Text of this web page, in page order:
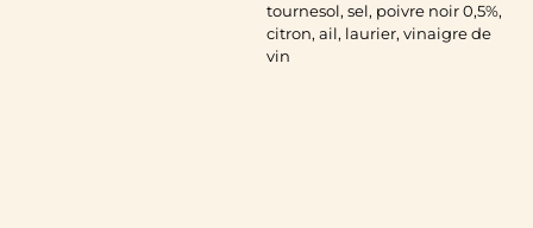
tournesol, sel, poivre noir 0,5%,
citron, ail, laurier, vinaigre de
vin